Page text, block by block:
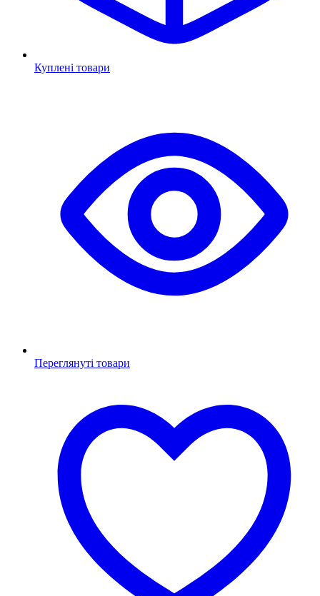
Куплені товари
Переглянуті товари